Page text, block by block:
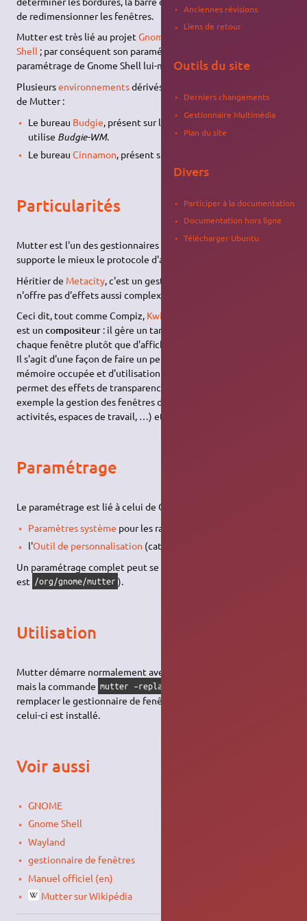
de redimensionner les fenêtres.
Mutter est très lié au projetGnome
Shell ; par conséquent son paramétrage est très lié au
paramétrage de Gnome Shell lui-même.
Plusieursenvironnementsdérivés de
de Mutter :
Le bureau Budgie , présent sur la variante"Ubuntu Budgie"
utilise Budgie-WM.
Le bureau Cinnamon, présent sur
Particularités
Mutter est l'un des gestionnaires de fenêtres pourXorgqui
supporte le mieux le protocole d'affichage
Héritier de Metacity , c'est un gestionnaire plutôt léger, qui
n'offre pas d'effets aussi complexes que
Ceci dit, tout comme Compiz, Kwin
est uncompositeur : il gère un tampon en mémoire pour
chaque fenêtre plutôt que d'afficher directement les fenêtres.
Il s'agit d'une façon de faire un peu plus exigeante en terme de
mémoire occupée et d'utilisation du processeur, mais cela
permet des effets de transparence, d'ombre, de 3D, … par
exemple la gestion des fenêtres de Gnome Shell (vue des
activités, espaces de travail, …) et les animations liées.
Paramétrage
Le paramétrage est lié à celui de Gnome Shell :
Paramètres système pour les raccourcis claviers
l'Outil de personnalisation (catégorie Fenêtres).
Un paramétrage complet peut se faire grâce à
est /org/gnome/mutter ).
Utilisation
Mutter démarre normalement avec votre bureau
mais la commande mutter –replace
remplacer le gestionnaire de fenêtres courant par Mutter si
celui-ci est installé.
Voir aussi
GNOME
Gnome Shell
Wayland
gestionnaire de fenêtres
Manuel officiel (en)
Mutter sur Wikipédia
Anciennes révisions
Liens de retour
Outils du site
Derniers changements
Gestionnaire Multimédia
Plan du site
Divers
Participer à la documentation
Documentation hors ligne
Télécharger Ubuntu